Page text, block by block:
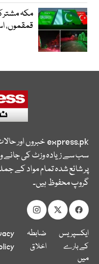
مکہ
قمقموں،
express.pkخبروں اور
سب سے زیادہ وزٹ کی
پر شائع شدہ تمام مواد کے
گروپ محفوظ ہیں۔
ایکسپریس
کے بارے
میں
ضابطہ
اخلاق